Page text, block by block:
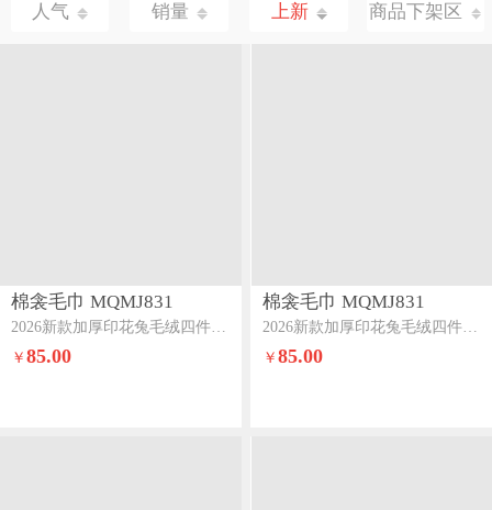
人气 销量 上新 商品下架区
棉衾毛巾 MQMJ831
￥85.00
棉衾毛巾 MQMJ831
2026新款加厚印花兔毛绒四件套美拉德牛奶绒床裙四件套花之语
￥ 85.00